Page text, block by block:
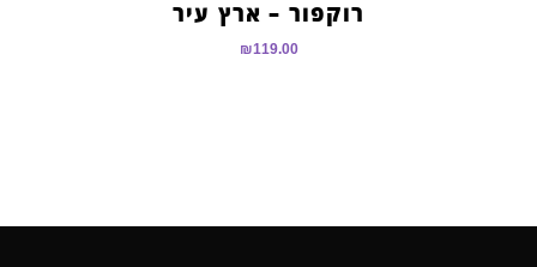
רוקפור – ארץ עיר
₪119.00